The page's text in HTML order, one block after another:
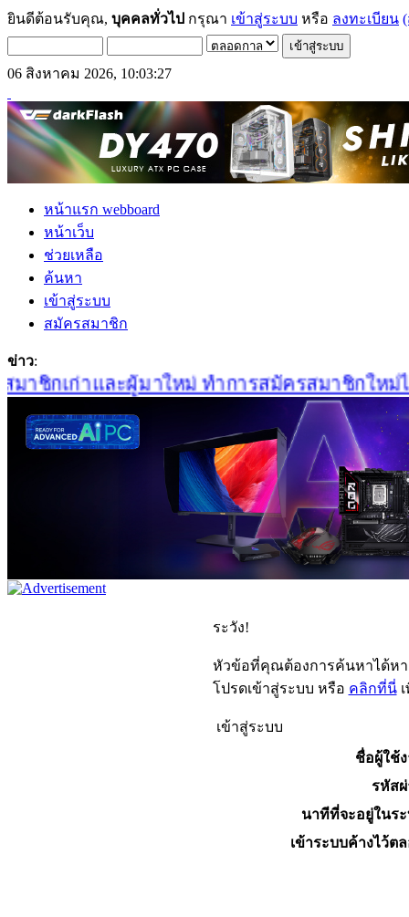
ยินดีต้อนรับคุณ, บุคคลทั่วไป กรุณา เข้าสู่ระบบ หรือ ลงทะเบียน
06 สิงหาคม 2026, 10:03:27
หน้าแรก webboard
หน้าเว็บ
ช่วยเหลือ
ค้นหา
เข้าสู่ระบบ
สมัครสมาชิก
ข่าว:
ชิกเก่าและผู้มาใหม่ ทำการสมัครสมาชิกใหม่ได้
ระวัง!
หัวข้อที่คุณต้องการค้นหาได้ห
โปรดเข้าสู่ระบบ หรือ คลิกที่นี่เ
เข้าสู่ระบบ
ชื่อผู้ใช้
รหัส
นาทีที่จะอยู่ในร
เข้าระบบค้างไว้ต